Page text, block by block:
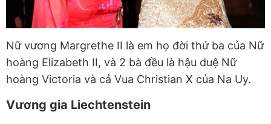
Nữ vương Margrethe II là em họ đời thứ ba của Nữ
hoàng Elizabeth II, và 2 bà đều là hậu duệ Nữ
hoàng Victoria và cả Vua Christian X của Na Uy.
Vương gia Liechtenstein